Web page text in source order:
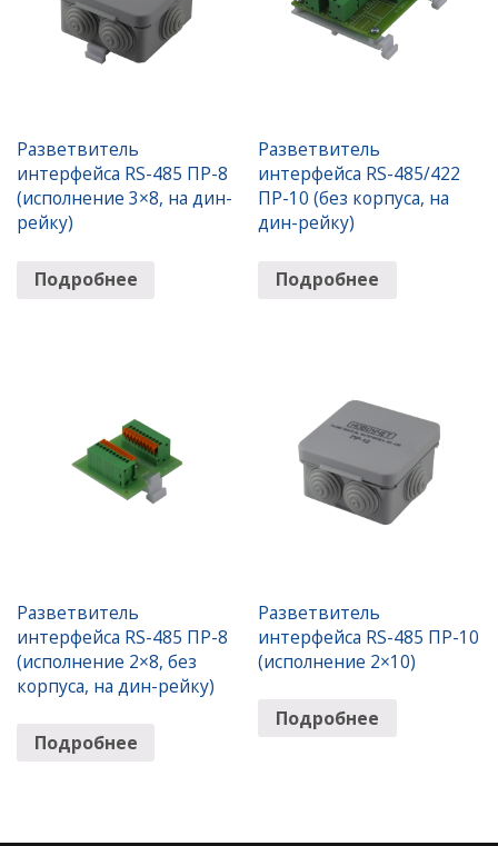
Разветвитель
интерфейса RS-485 ПР-8
(исполнение 3×8, на дин-
рейку)
Подробнее
Разветвитель
интерфейса RS-485/422
ПР-10 (без корпуса, на
дин-рейку)
Подробнее
Разветвитель
интерфейса RS-485 ПР-8
(исполнение 2×8, без
корпуса, на дин-рейку)
Подробнее
Разветвитель
интерфейса RS-485 ПР-10
(исполнение 2×10)
Подробнее